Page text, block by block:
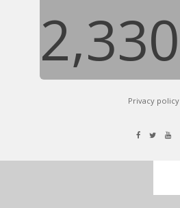
2,330
Privacy policy